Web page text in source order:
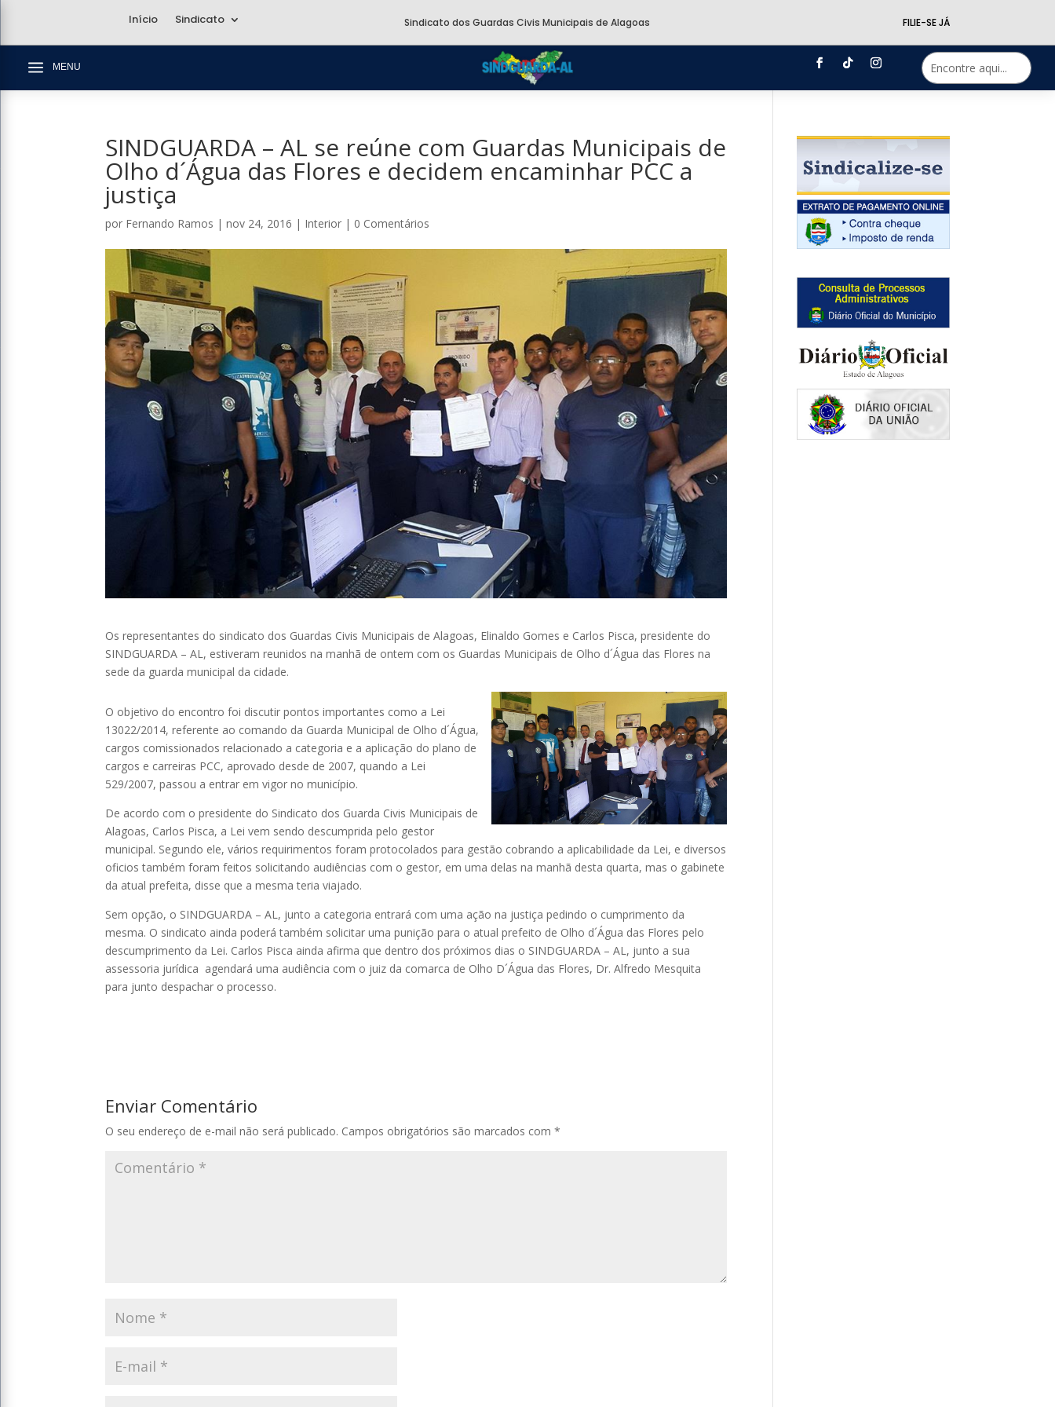
Início Sindicato Sindicato dos Guardas Civis Municipais de Alagoas FILIE-SE JÁ
a MENU
SINDGUARDA – AL se reúne com Guardas Municipais de
Olho d´Água das Flores e decidem encaminhar PCC a
justiça
por Fernando Ramos |nov 24, 2016 | Interior | 0 Comentários
Os representantes do sindicato dos Guardas Civis Municipais de Alagoas, Elinaldo Gomes e Carlos Pisca, presidente do
SINDGUARDA – AL, estiveram reunidos na manhã de ontem com os Guardas Municipais de Olho d´Água das Flores na
sede da guarda municipal da cidade.
O objetivo do encontro foi discutir pontos importantes como a Lei
13022/2014, referente ao comando da Guarda Municipal de Olho d´Água,
cargos comissionados relacionado a categoria e a aplicação do plano de
cargos e carreiras PCC, aprovado desde de 2007, quando a Lei
529/2007, passou a entrar em vigor no município.
De acordo com o presidente do Sindicato dos Guarda Civis Municipais de
Alagoas, Carlos Pisca, a Lei vem sendo descumprida pelo gestor
municipal. Segundo ele, vários requirimentos foram protocolados para gestão cobrando a aplicabilidade da Lei, e diversos
oficios também foram feitos solicitando audiências com o gestor, em uma delas na manhã desta quarta, mas o gabinete
da atual prefeita, disse que a mesma teria viajado.
Sem opção, o SINDGUARDA – AL, junto a categoria entrará com uma ação na justiça pedindo o cumprimento da
mesma. O sindicato ainda poderá também solicitar uma punição para o atual prefeito de Olho d´Água das Flores pelo
descumprimento da Lei. Carlos Pisca ainda afirma que dentro dos próximos dias o SINDGUARDA – AL, junto a sua
assessoria jurídica agendará uma audiência com o juiz da comarca de Olho D´Água das Flores, Dr. Alfredo Mesquita
para junto despachar o processo.
Enviar Comentário
O seu endereço de e-mail não será publicado. Campos obrigatórios são marcados com*